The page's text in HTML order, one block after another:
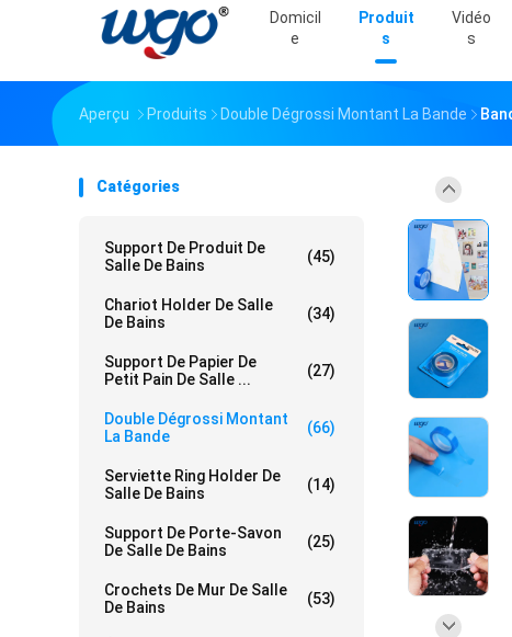
Domicil
E
Produit
S
Vidéo
S
Aperçu Produits Double Dégrossi Montant La Bande
Catégories
Support De Produit De
Salle De Bains
(45)
Chariot Holder De Salle
De Bains
(34)
Support De Papier De
Petit Pain De Salle ...
(27)
Double Dégrossi Montant
La Bande
(66)
Serviette Ring Holder De
Salle De Bains
(14)
Support De Porte-Savon
De Salle De Bains
(25)
Crochets De Mur De Salle
De Bains
(53)